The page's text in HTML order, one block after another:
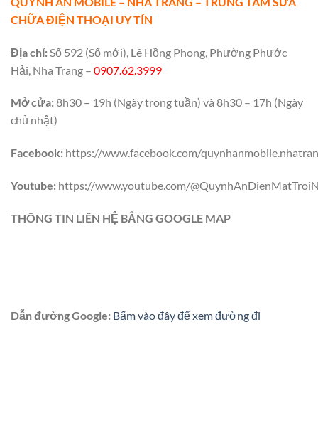
CHỮA ĐIỆN THOẠI UY TÍN
Địa chỉ: Số 592 (Số mới), Lê Hồng Phong, Phường Phước
Hải, Nha Trang – 0907.62.3999
Mở cửa:8h30 – 19h (Ngày trong tuần) và 8h30 – 17h (Ngày
chủ nhật)
Facebook: https://www.facebook.com/
Youtube: https://www.youtube.com/
THÔNG TIN LIÊN HỆ BẲNG GOOGLE MAP
Dẫn đường Google: Bấm vào đây để xem đường đi